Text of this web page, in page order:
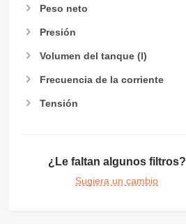
Peso neto
Presión
Volumen del tanque (l)
Frecuencia de la corriente
Tensión
¿Le faltan algunos filtros?
Sugiera un cambio